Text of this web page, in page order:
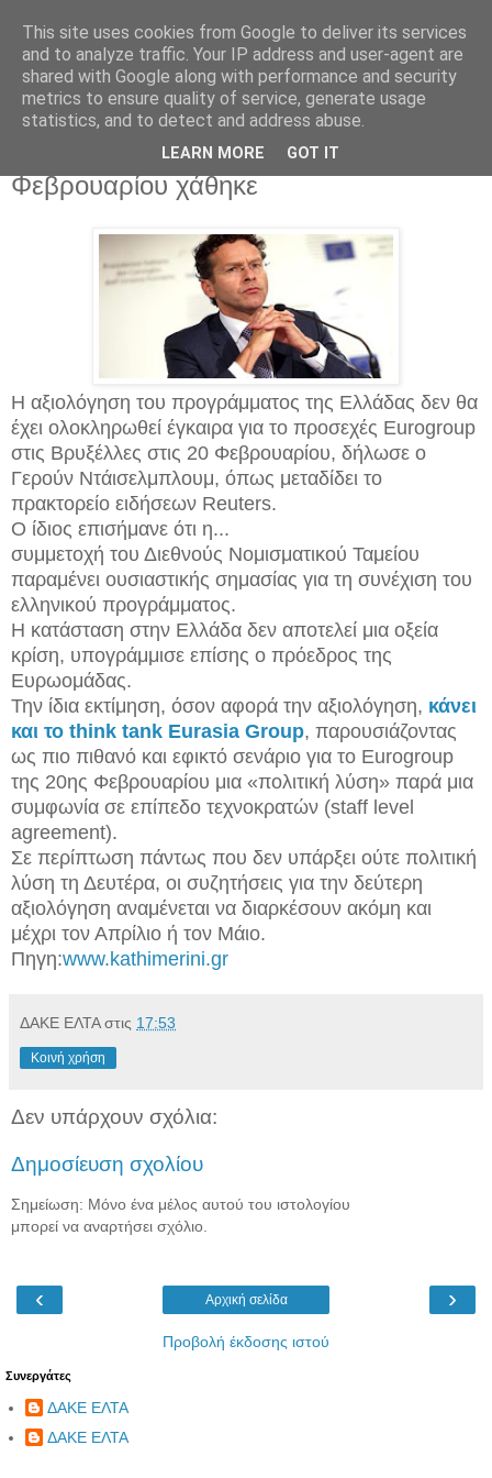
Τρίτη 14 Φεβρουαρίου 2017
Ντάισελμπλουμ: Η προθεσμία της 20ης
Φεβρουαρίου χάθηκε
Η αξιολόγηση του προγράμματος της Ελλάδας δεν θα
έχει ολοκληρωθεί έγκαιρα για το προσεχές Eurogroup
στις Βρυξέλλες στις 20 Φεβρουαρίου, δήλωσε ο
Γερούν Ντάισελμπλουμ, όπως μεταδίδει το
πρακτορείο ειδήσεων Reuters.
Ο ίδιος επισήμανε ότι η...
συμμετοχή του Διεθνούς Νομισματικού Ταμείου
παραμένει ουσιαστικής σημασίας για τη συνέχιση του
ελληνικού προγράμματος.
Η κατάσταση στην Ελλάδα δεν αποτελεί μια οξεία
κρίση, υπογράμμισε επίσης ο πρόεδρος της
Ευρωομάδας.
Την ίδια εκτίμηση, όσον αφορά την αξιολόγηση, κάνει
και το think tank Eurasia Group, παρουσιάζοντας
ως πιο πιθανό και εφικτό σενάριο για το Eurogroup
της 20ης Φεβρουαρίου μια «πολιτική λύση» παρά μια
συμφωνία σε επίπεδο τεχνοκρατών (staff level
agreement).
Σε περίπτωση πάντως που δεν υπάρξει ούτε πολιτική
λύση τη Δευτέρα, οι συζητήσεις για την δεύτερη
αξιολόγηση αναμένεται να διαρκέσουν ακόμη και
μέχρι τον Απρίλιο ή τον Μάιο.
Πηγη:www.kathimerini.gr
ΔΑΚΕ ΕΛΤΑ στις 17:53
Κοινή χρήση
Δεν υπάρχουν σχόλια:
Δημοσίευση σχολίου
Σημείωση: Μόνο ένα μέλος αυτού του ιστολογίου
μπορεί να αναρτήσει σχόλιο.
‹ ›
Αρχική σελίδα
Προβολή έκδοσης ιστού
Συνεργάτες
ΔΑΚΕ ΕΛΤΑ
ΔΑΚΕ ΕΛΤΑ
This site uses cookies from Google to deliver its services
and to analyze traffic. Your IP address and user-agent are
shared with Google along with performance and security
metrics to ensure quality of service, generate usage
statistics, and to detect and address abuse.
LEARN MORE GOT IT